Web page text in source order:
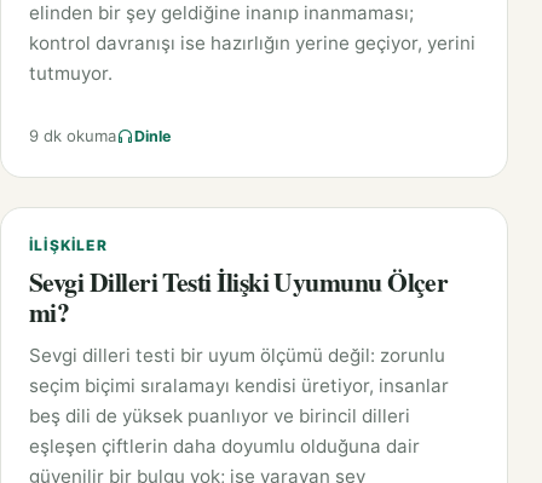
elinden bir şey geldiğine inanıp inanmaması;
kontrol davranışı ise hazırlığın yerine geçiyor, yerini
tutmuyor.
9 dk okuma Dinle
İLIŞKILER
Sevgi Dilleri Testi İlişki Uyumunu Ölçer
mi?
Sevgi dilleri testi bir uyum ölçümü değil: zorunlu
seçim biçimi sıralamayı kendisi üretiyor, insanlar
beş dili de yüksek puanlıyor ve birincil dilleri
eşleşen çiftlerin daha doyumlu olduğuna dair
güvenilir bir bulgu yok; işe yarayan şey